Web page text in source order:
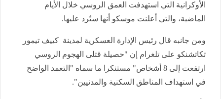
الأوكرانية التي استهدفت العمق الروسي خلال الأيام
الماضية، والتي أعلنت موسكو أنها ستُرد عليها.
ومن جانبه قال رئيس الإدارة العسكرية لمدينة كييف تيمور
تكاتشنكو على تلغرام إن "حصيلة قتلى الهجوم الروسي
ارتفعت إلى 8 أشخاص" مستنكرا ما سماه "التعمد الواضح
في استهداف المناطق السكنية والمدنيين".